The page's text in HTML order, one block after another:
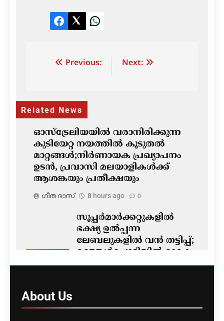
Facebook
TwitterLinkedIn
Post Previous: Next:
Related News
ഓസ്‌ട്രേലിയയിൽ വരാനിരിക്കുന്ന
കുടിയേറ്റ നയത്തിൽ കൂടുതൽ
മാറ്റങ്ങൾ;നിർണായക പ്രഖ്യാപനം
ഉടൻ, പ്രവാസി മലയാളികൾക്ക്
ആശങ്കയും പ്രതീക്ഷയും
ഗീത ദാസ്‌ 8 hours ago 0
സൂപ്പർമാർക്കറ്റുകളിൽ
ഭക്ഷ്യ ഉൽപ്പന്ന
ലേബലുകളിൽ വൻ തട്ടിപ്പ്;
മഞ്ഞൾപ്പൊടിയിൽ മാരക
വിഷാംശമെന്ന്
About Us